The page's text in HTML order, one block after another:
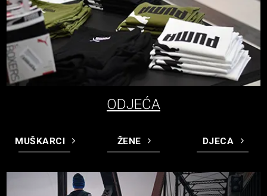
ODJEĆA
MUŠKARCI ŽENE DJECA